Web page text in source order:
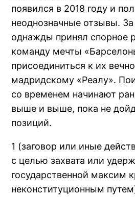
появился в 2018 году и
неоднозначные отзывы.
однажды принял спорное
команду мечты
присоединиться к их
мадридскому «Реалу».
со временем начинают
выше и выше, пока не
позиций.
1 (заговор или иные
с целью захвата или
государственной максим
неконституционным